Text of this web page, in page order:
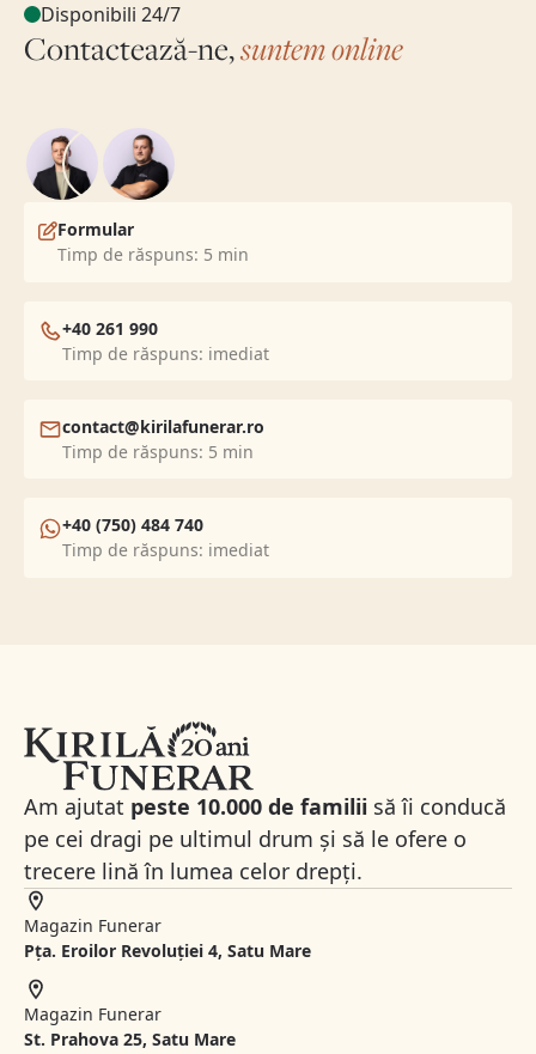
Disponibili 24/7
Contactează-ne,suntem online
Formular
Timp de răspuns: 5 min
+40 261 990
Timp de răspuns: imediat
contact@kirilafunerar.ro
Timp de răspuns: 5 min
+40 (750) 484 740
Timp de răspuns: imediat
Am ajutat peste 10.000 de familii să îi conducă
pe cei dragi pe ultimul drum și să le ofere o
trecere lină în lumea celor drepți.
Magazin Funerar
Pța. Eroilor Revoluției 4, Satu Mare
Magazin Funerar
St. Prahova 25, Satu Mare